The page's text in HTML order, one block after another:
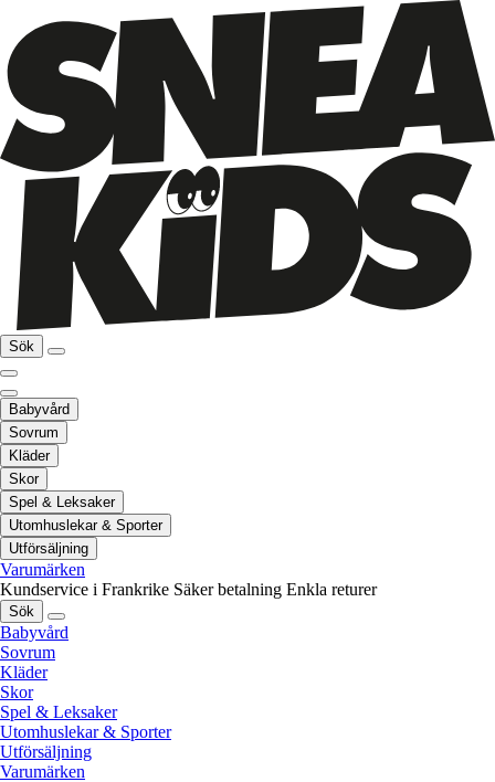
Sök
Babyvård
Sovrum
Kläder
Skor
Spel & Leksaker
Utomhuslekar & Sporter
Utförsäljning
Varumärken
Kundservice i Frankrike Säker betalning Enkla returer
Sök
Babyvård
Sovrum
Kläder
Skor
Spel & Leksaker
Utomhuslekar & Sporter
Utförsäljning
Varumärken